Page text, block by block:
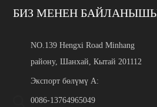
БИЗ МЕНЕН
NO.139 Hengxi Road Minhang
району, Шанхай, Кытай 201112
Экспорт бөлүмү А:
0086-13764965049